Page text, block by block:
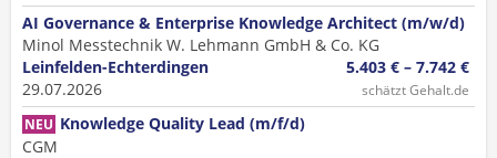
AI Governance & Enterprise Knowledge Architect (m/w/d)
Minol Messtechnik W. Lehmann GmbH & Co. KG
Leinfelden-Echterdingen
29.07.2026
5.403 € – 7.742 €
schätzt Gehalt.de
NEU Knowledge Quality Lead (m/f/d)
CGM